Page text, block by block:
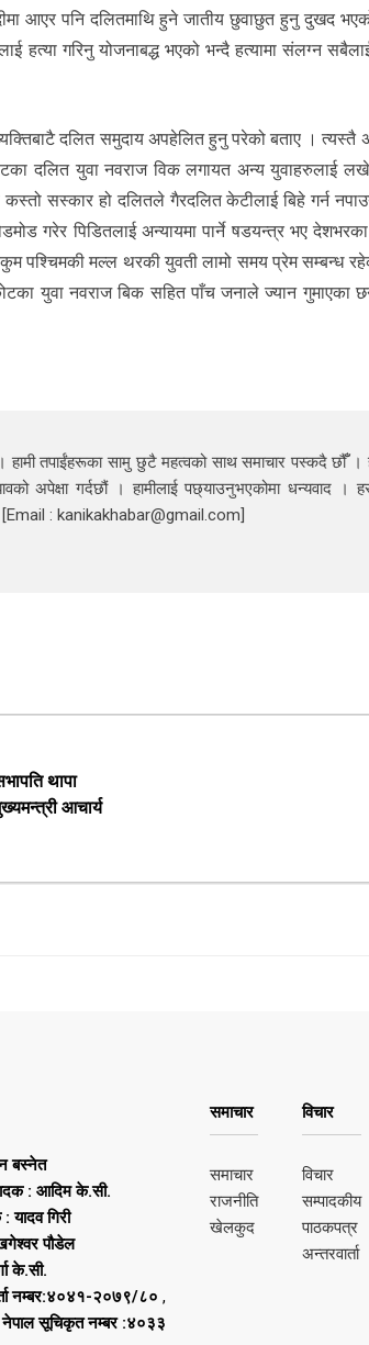
आएर पनि दलितमाथि हुने जातीय छुवाछुत हुनु दुखद
हत्या गरिनु योजनाबद्ध भएको भन्दै हत्यामा संलग्न
दलित समुदाय अपहेलित हुनु परेको बताए । त्यस्तै
दलित युवा नवराज विक लगायत अन्य युवाहरुलाई
सस्कार हो दलितले गैरदलित केटीलाई बिहे गर्न
गरेर पिडितलाई अन्यायमा पार्ने षडयन्त्र भए
पश्चिमकी मल्ल थरकी युवती लामो समय प्रेम सम्बन्ध
युवा नवराज बिक सहित पाँच जनाले ज्यान गुमाएका
हामी तपाईंहरूका सामु छुटै महत्वको साथ समाचार पस्कदै छौँँ ।
अपेक्षा गर्दछौं । हामीलाई पछ्याउनुभएकोमा धन्यवाद ।
[Email : kanikakhabar@gmail.com]
थापा
आचार्य
बस्नेत
: आदिम के.सी.
यादव गिरी
पौडेल
के.सी.
नम्बर:४०४१-२०७९/८० ,
सूचिकृत नम्बर :४०३३
समाचार
समाचार
राजनीति
खेलकुद
विचार
विचार
सम्पादकीय
पाठकपत्र
अन्तरवार्ता